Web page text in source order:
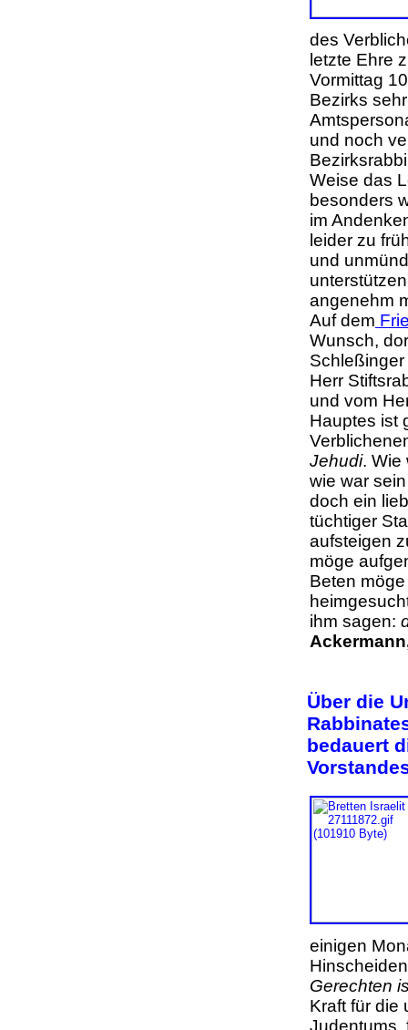
des
letzte Ehre
Vormittag
Bezirks
und noch
Weise das
besonders
im
leider zu
und
angenehm
Auf dem
Wunsch,
Herr
und vom
Hauptes ist
Jehudi. Wie
wie war
doch ein
tüchtiger
aufsteigen
möge
Beten
ihm sagen:
Über die
bedauert
einigen
Gerechten
Kraft für die
Judentums,